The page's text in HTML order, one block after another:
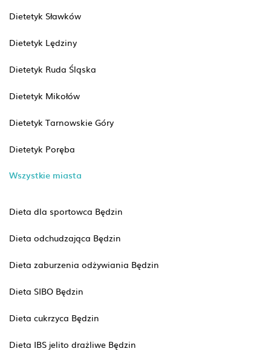
Dietetyk Sławków
Dietetyk Lędziny
Dietetyk Ruda Śląska
Dietetyk Mikołów
Dietetyk Tarnowskie Góry
Dietetyk Poręba
Wszystkie miasta
Dieta dla sportowca Będzin
Dieta odchudzająca Będzin
Dieta zaburzenia odżywiania Będzin
Dieta SIBO Będzin
Dieta cukrzyca Będzin
Dieta IBS jelito drażliwe Będzin